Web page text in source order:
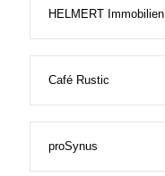
HELMERT Immobilien
Café Rustic
proSynus